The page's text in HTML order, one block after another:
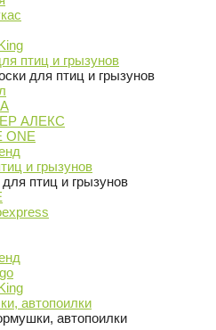
птиц и грызунов
для птиц и грызунов
АЛЕКС
ONE
и грызунов
птиц и грызунов
автопоилки
автопоилки